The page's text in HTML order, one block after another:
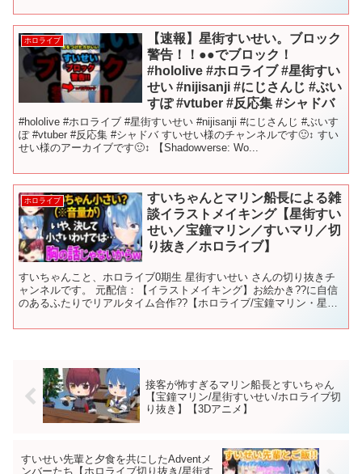
ホロライブ
【速報】星街すいせい。ブロック
警告！！●●でブロック！
#hololive #ホロライブ #星街すい
せい #nijisanji #にじさんじ #ぶい
すぽ #vtuber #反応集 #シャドバ
#hololive #ホロライブ #星街すいせい #nijisanji #にじさんじ #ぶいす
ぽ #vtuber #反応集 #シャドバ すいせい様のチャンネルです🙂‍↕️ すい
せい様のアーカイブです🙂‍↕️ 【Shadowverse: Wo...
ホロライブ
すいちゃんとマリン船長による雑
談イラストメイキング【星街すい
せい／宝鐘マリン／すいマリ／切
り抜き／ホロライブ】
すいちゃんこと、ホロライブ0期生 星街すいせい さんの切り抜きチ
ャンネルです。 元配信：【イラストメイキング】お絵かき??に自信
のあるふたりでリアルタイム合作??【ホロライブ/宝鐘マリン・星街
接客が怖すぎるマリン船長とすいちゃん
【宝鐘マリン/星街すいせい/ホロライブ切
り抜き】【3Dアニメ】
すいせい先輩と夕食を共にしたAdventメ
ンバーたち【ホロライブ切り抜き/星街す